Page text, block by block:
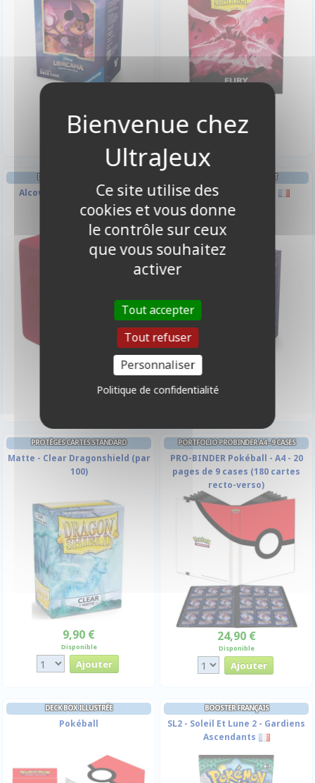
Disponible
DECK BOX ET RANGEMENT
Alcove Flip Vivid Deck Box -
Dracaufeu Rouge
DECK BOX ET RANGEMENT
Deck box : Clochette
PROTÈGES CARTES STANDARD
Matte - Clear Dragonshield (par
100)
9,90 €
Disponible
PORTFOLIO PROBINDER A4 - 9 CASES
PRO-BINDER Pokéball - A4 - 20
pages de 9 cases (180 cartes
recto-verso)
24,90 €
Disponible
DECK BOX ILLUSTRÉE
Pokéball
BOOSTER FRANÇAIS
SL2 - Soleil Et Lune 2 - Gardiens
Ascendants
Ce site utilise des
cookies et vous donne
le contrôle sur ceux
que vous souhaitez
activer
Tout accepter
Tout refuser
Personnaliser
Politique de confidentialité